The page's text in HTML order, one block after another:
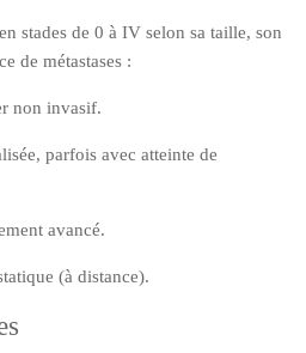
stades de 0 à IV selon sa taille, son
de métastases :
non invasif.
parfois avec atteinte de
avancé.
(à distance).